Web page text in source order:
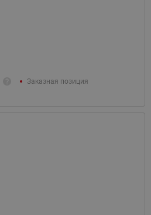
Заказная позиция